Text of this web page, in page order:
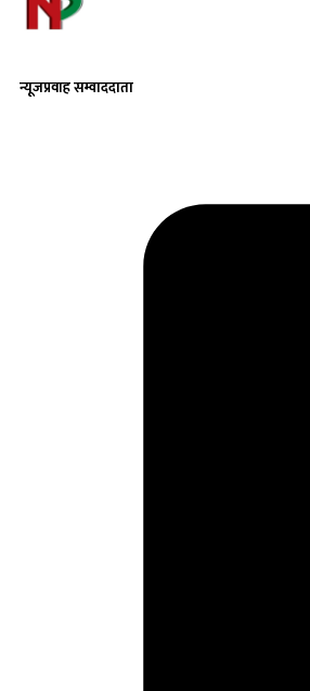
न्यूजप्रवाह सम्वाददाता